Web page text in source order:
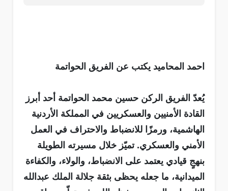
احمد المحاميد يكتب عن الفريق الحواتمة
يُعدّ الفريق الركن حسين محمد الحواتمة أحد أبرز
القادة الأمنيين والعسكريين في المملكة الأردنية
الهاشمية، ورمزًا للانضباط والاحتراف في العمل
الأمني والعسكري. تميّز خلال مسيرته الطويلة
بنهجٍ قيادي يعتمد على الانضباط، والولاء، والكفاءة
الميدانية، ما جعله يحظى بثقة جلالة الملك عبدالله